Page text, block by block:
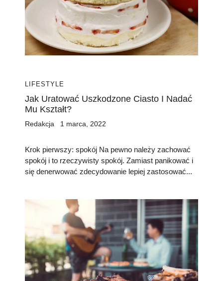
LIFESTYLE
Jak Uratować Uszkodzone Ciasto I Nadać
Mu Kształt?
Redakcja 1 marca, 2022
Krok pierwszy: spokój Na pewno należy zachować
spokój i to rzeczywisty spokój. Zamiast panikować i
się denerwować zdecydowanie lepiej zastosować...